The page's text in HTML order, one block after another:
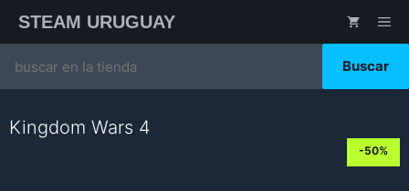
contenido
STEAM URUGUAY
for:
Kingdom Wars 4
-50%